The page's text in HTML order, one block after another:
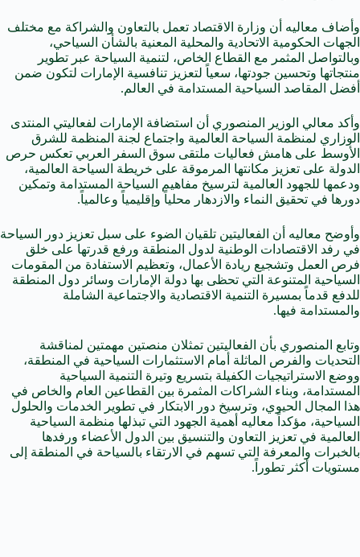
وأضاف معاليه أن وزارة الاقتصاد تعمل بالتعاون والشراكة مع مختلف
الجهات الحكومية الاتحادية والمحلية المعنية بالشأن السياحي،
وبالتواصل المثمر مع القطاع الخاص، لتنمية السياحة عبر تطوير
منتجاتها وتحسين جودتها، سعياً لتعزيز تنافسية الإمارات لتكون ضمن
أفضل المقاصد السياحية المستدامة في العالم.
وأكد معالي الوزير المنصوري أن استضافة الإمارات لفعاليتي المنتدى
الوزاري لمنظمة السياحة العالمية واجتماع لجنة المنظمة للشرق
الأوسط على هامش فعاليات ملتقى سوق السفر العربي تعكس حرص
الدولة على تعزيز مكانتها المرموقة على خريطة السياحة العالمية،
ودعمها للجهود العالمية لترسيخ مفاهيم السياحة المستدامة وتمكين
دورها في تحقيق النماء والازدهار محلياً وإقليمياً وعالمياً.
وأوضح معاليه أن الفعاليتين تلقيان الضوء على سبل تعزيز دور السياحة
في رفد الاقتصادات الوطنية لدول المنطقة ورفع قدرتها على خلق
فرص العمل وتشجيع ريادة الأعمال، وتعظيم الاستفادة من المقومات
السياحية المتنوعة التي تحظى بها دولة الإمارات وسائر دول المنطقة
للدفع قدماً بمسيرة التنمية الاقتصادية والاجتماعية الشاملة
والمستدامة فيها.
وتابع المنصوري بأن الفعاليتين تمثلان منصتين مهمتين لمناقشة
التحديات والفرص الماثلة أمام الاستثمارات السياحية في المنطقة،
ووضع الاستراتيجيات الكفيلة بتسريع وتيرة التنمية السياحية
المستدامة، وبناء الشراكات المثمرة بين القطاعين العام والخاص في
هذا المجال الحيوي، وترسيخ دور الابتكار في تطوير الخدمات والحلول
السياحية، مؤكداً معاليه أهمية الجهود التي تبذلها منظمة السياحية
العالمية في تعزيز التعاون والتنسيق بين الدول الأعضاء ورفدها
بالخبرات والمعرفة التي تسهم في الارتقاء بالسياحة في المنطقة إلى
مستويات أكثر تطوراً.